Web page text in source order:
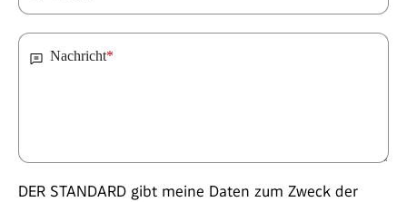
Nachricht*
DER STANDARD gibt meine Daten zum Zweck der